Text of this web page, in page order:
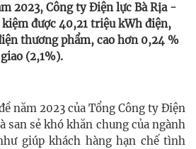
2023, Công ty Điện lực Bà Rịa -
được 40,21 triệu kWh điện,
thương phẩm, cao hơn 0,24 %
(2,1%).
năm 2023 của Tổng Công ty Điện
san sẻ khó khăn chung của ngành
giúp khách hàng hạn chế tình